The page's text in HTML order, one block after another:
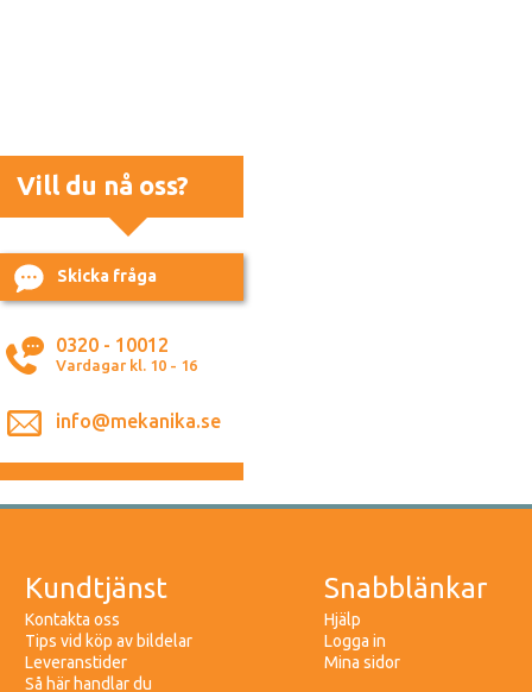
Vill du nå oss?
Skicka fråga
0320 - 10012
Vardagar kl. 10 - 16
info@mekanika.se
Kundtjänst
Kontakta oss
Tips vid köp av bildelar
Leveranstider
Så här handlar du
Snabblänkar
Hjälp
Logga in
Mina sidor